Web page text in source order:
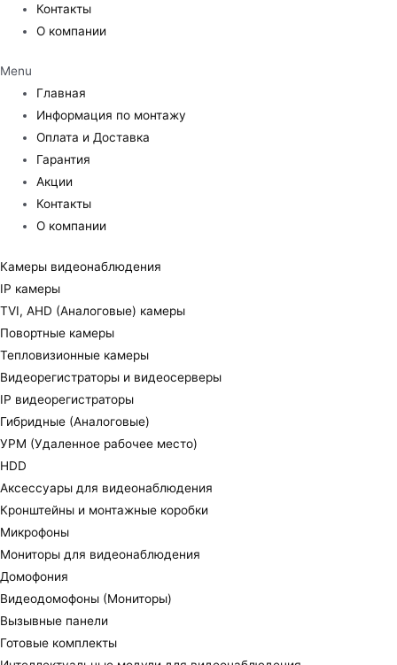
Контакты
О компании
Menu
Главная
Информация по монтажу
Оплата и Доставка
Гарантия
Акции
Контакты
О компании
Камеры видеонаблюдения
IP камеры
TVI, AHD (Аналоговые) камеры
Повортные камеры
Тепловизионные камеры
Видеорегистраторы и видеосерверы
IP видеорегистраторы
Гибридные (Аналоговые)
УРМ (Удаленное рабочее место)
HDD
Аксессуары для видеонаблюдения
Кронштейны и монтажные коробки
Микрофоны
Мониторы для видеонаблюдения
Домофония
Видеодомофоны (Мониторы)
Вызывные панели
Готовые комплекты